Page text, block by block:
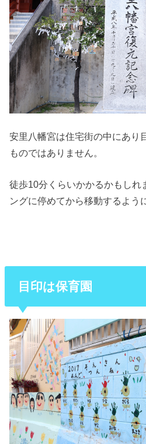
安里八幡宮は住宅街の中にあり
ものではありません。
徒歩10分くらいかかるかもしれ
ングに停めてから移動するよう
目印は保育園